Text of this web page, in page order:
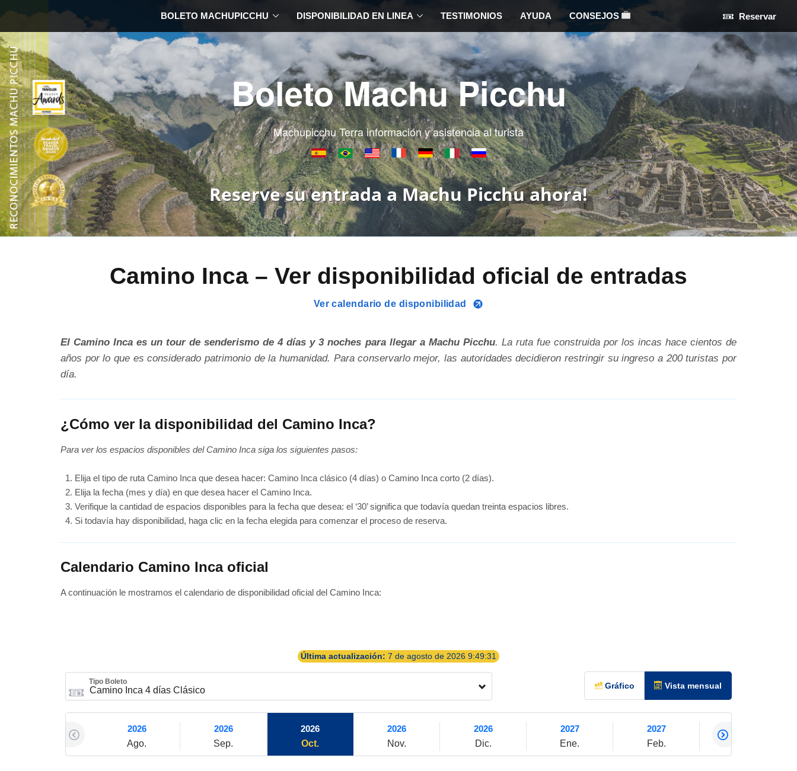
BOLETO MACHUPICCHU DISPONIBILIDAD EN LINEA TESTIMONIOS AYUDA CONSEJOS Reservar
Boleto Machu Picchu
Machupicchu Terra información y asistencia al turista
Reserve su entrada a Machu Picchu ahora!
Camino Inca – Ver disponibilidad oficial de entradas
Ver calendario de disponibilidad
El Camino Inca es un tour de senderismo de 4 días y 3 noches para llegar a Machu Picchu. La ruta fue construida por los incas hace cientos de
años por lo que es considerado patrimonio de la humanidad. Para conservarlo mejor, las autoridades decidieron restringir su ingreso a 200 turistas por
día.
¿Cómo ver la disponibilidad del Camino Inca?
Para ver los espacios disponibles del Camino Inca siga los siguientes pasos:
Elija el tipo de ruta Camino Inca que desea hacer: Camino Inca clásico (4 días) o Camino Inca corto (2 días).
Elija la fecha (mes y día) en que desea hacer el Camino Inca.
Verifique la cantidad de espacios disponibles para la fecha que desea: el ‘30’ significa que todavía quedan treinta espacios libres.
Si todavía hay disponibilidad, haga clic en la fecha elegida para comenzar el proceso de reserva.
Calendario Camino Inca oficial
A continuación le mostramos el calendario de disponibilidad oficial del Camino Inca:
Última actualización: 7 de agosto de 2026 9:49:31
Tipo Boleto Gráfico Vista mensual
2026
Ago.
2026
Sep.
2026
Oct.
2026
Nov.
2026
Dic.
2027
Ene.
2027
Feb.